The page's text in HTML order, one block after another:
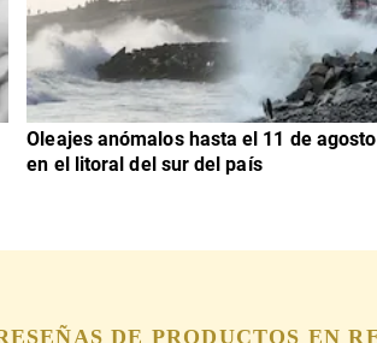
Oleajes anómalos hasta el 11 de agosto
en el litoral del sur del país